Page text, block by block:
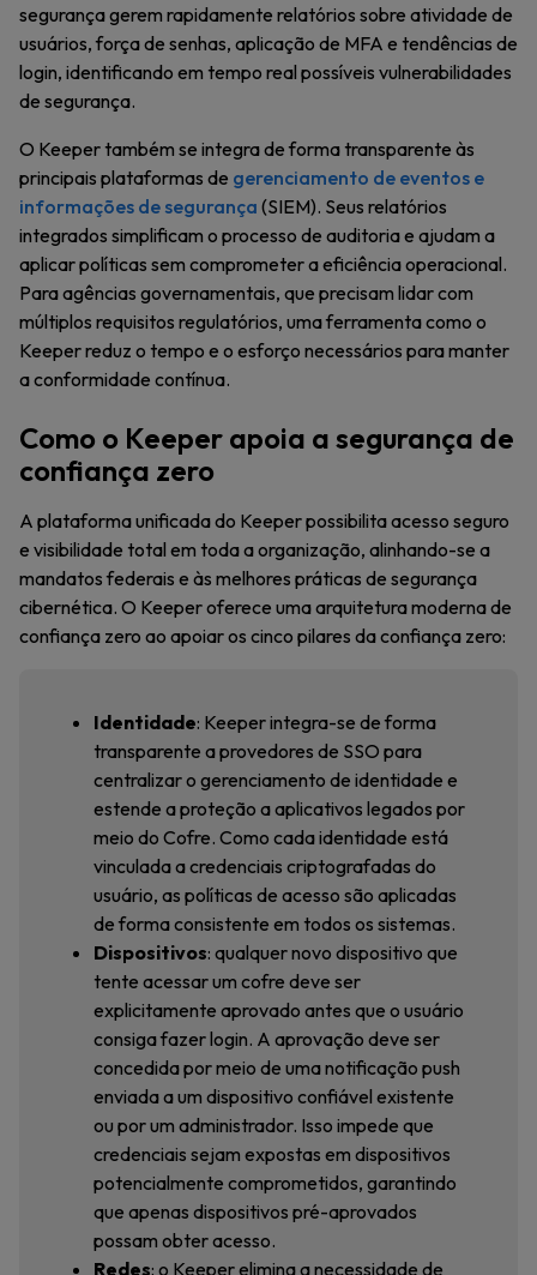
segurança gerem rapidamente relatórios sobre atividade de
usuários, força de senhas, aplicação de MFA e tendências de
login, identificando em tempo real possíveis vulnerabilidades
de segurança.
O Keeper também se integra de forma transparente às
principais plataformas de gerenciamento de eventos e
informações de segurança (SIEM). Seus relatórios
integrados simplificam o processo de auditoria e ajudam a
aplicar políticas sem comprometer a eficiência operacional.
Para agências governamentais, que precisam lidar com
múltiplos requisitos regulatórios, uma ferramenta como o
Keeper reduz o tempo e o esforço necessários para manter
a conformidade contínua.
Como o Keeper apoia a segurança de
confiança zero
A plataforma unificada do Keeper possibilita acesso seguro
e visibilidade total em toda a organização, alinhando-se a
mandatos federais e às melhores práticas de segurança
cibernética. O Keeper oferece uma arquitetura moderna de
confiança zero ao apoiar os cinco pilares da confiança zero:
Identidade: Keeper integra-se de forma
transparente a provedores de SSO para
centralizar o gerenciamento de identidade e
estende a proteção a aplicativos legados por
meio do Cofre. Como cada identidade está
vinculada a credenciais criptografadas do
usuário, as políticas de acesso são aplicadas
de forma consistente em todos os sistemas.
Dispositivos: qualquer novo dispositivo que
tente acessar um cofre deve ser
explicitamente aprovado antes que o usuário
consiga fazer login. A aprovação deve ser
concedida por meio de uma notificação push
enviada a um dispositivo confiável existente
ou por um administrador. Isso impede que
credenciais sejam expostas em dispositivos
potencialmente comprometidos, garantindo
que apenas dispositivos pré-aprovados
possam obter acesso.
Redes: o Keeper elimina a necessidade de